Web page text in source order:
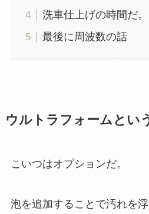
洗車仕上げの時間だ。
最後に周波数の話
ウルトラフォームとい
こいつはオプションだ。
泡を追加することで汚れを